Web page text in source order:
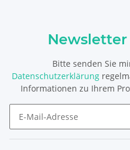
Bitte senden Sie
Datenschutzerklärung
Informationen zu Ihrem